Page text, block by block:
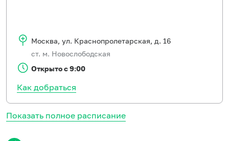
Показать полное расписание
Москва, ул. Краснопролетарская, д. 16
ст. м. Новослободская
Открыто с 9:00
Как добраться